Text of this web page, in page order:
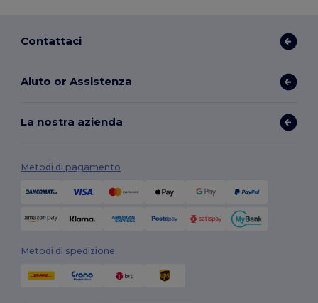
Contattaci
Aiuto or Assistenza
La nostra azienda
Metodi di pagamento
Metodi di spedizione